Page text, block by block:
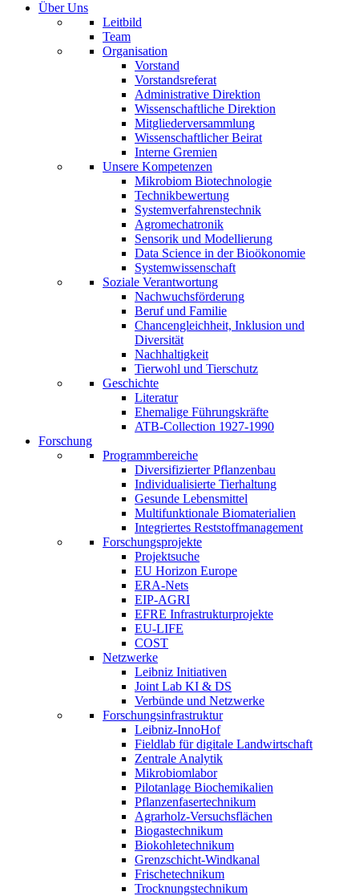
Über Uns
Leitbild
Team
Organisation
Vorstand
Vorstandsreferat
Administrative Direktion
Wissenschaftliche Direktion
Mitgliederversammlung
Wissenschaftlicher Beirat
Interne Gremien
Unsere Kompetenzen
Mikrobiom Biotechnologie
Technikbewertung
Systemverfahrenstechnik
Agromechatronik
Sensorik und Modellierung
Data Science in der Bioökonomie
Systemwissenschaft
Soziale Verantwortung
Nachwuchsförderung
Beruf und Familie
Chancengleichheit, Inklusion und
Diversität
Nachhaltigkeit
Tierwohl und Tierschutz
Geschichte
Literatur
Ehemalige Führungskräfte
ATB-Collection 1927-1990
Forschung
Programmbereiche
Diversifizierter Pflanzenbau
Individualisierte Tierhaltung
Gesunde Lebensmittel
Multifunktionale Biomaterialien
Integriertes Reststoffmanagement
Forschungsprojekte
Projektsuche
EU Horizon Europe
ERA-Nets
EIP-AGRI
EFRE Infrastrukturprojekte
EU-LIFE
COST
Netzwerke
Leibniz Initiativen
Joint Lab KI & DS
Verbünde und Netzwerke
Forschungsinfrastruktur
Leibniz-InnoHof
Fieldlab für digitale Landwirtschaft
Zentrale Analytik
Mikrobiomlabor
Pilotanlage Biochemikalien
Pflanzenfasertechnikum
Agrarholz-Versuchsflächen
Biogastechnikum
Biokohletechnikum
Grenzschicht-Windkanal
Frischetechnikum
Trocknungstechnikum